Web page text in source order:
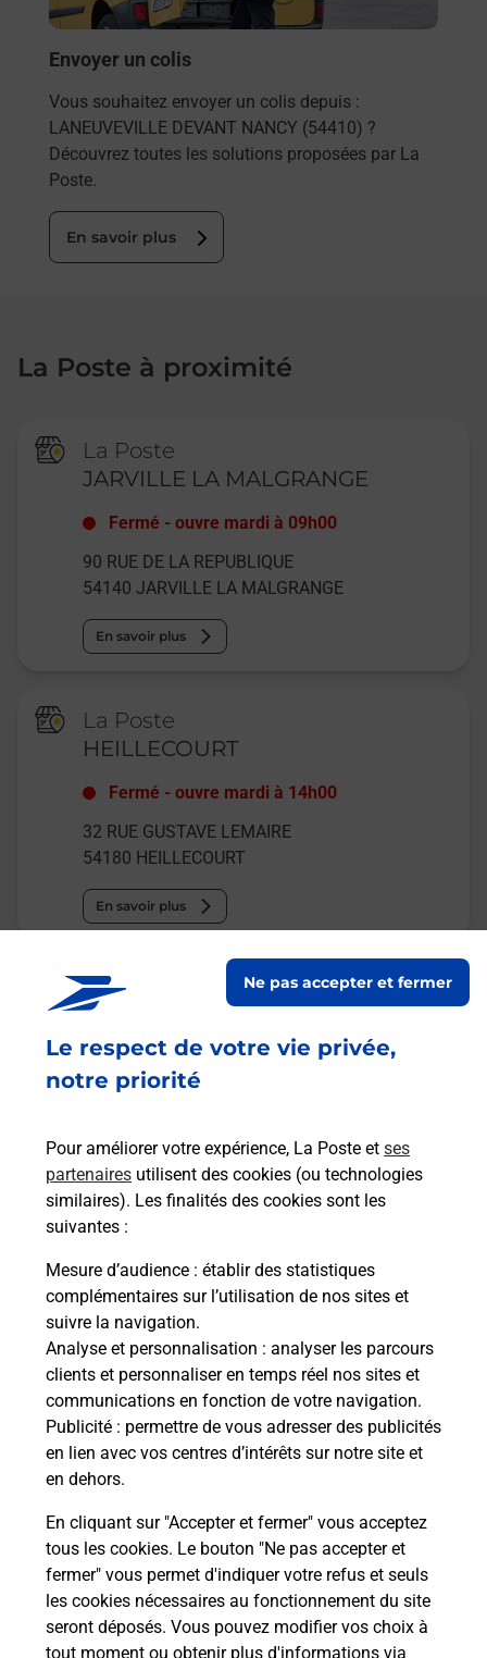
Le respect de votre vie privée,
notre priorité
Pour améliorer votre expérience, La Poste et ses
partenaires utilisent des cookies (ou technologies
similaires). Les finalités des cookies sont les
suivantes :
Mesure d’audience : établir des statistiques
complémentaires sur l’utilisation de nos sites et
suivre la navigation.
Analyse et personnalisation : analyser les parcours
clients et personnaliser en temps réel nos sites et
communications en fonction de votre navigation.
Publicité : permettre de vous adresser des publicités
en lien avec vos centres d’intérêts sur notre site et
en dehors.
En cliquant sur "Accepter et fermer" vous acceptez
tous les cookies. Le bouton "Ne pas accepter et
fermer" vous permet d'indiquer votre refus et seuls
les cookies nécessaires au fonctionnement du site
seront déposés. Vous pouvez modifier vos choix à
tout moment ou obtenir plus d'informations via
Ne pas accepter et fermer
Envoyer un colis
Vous souhaitez envoyer un colis depuis :
LANEUVEVILLE DEVANT NANCY (54410) ?
Découvrez toutes les solutions proposées par La
Poste.
En savoir plus
La Poste à proximité
La Poste
JARVILLE LA MALGRANGE
Fermé -ouvre mardi à 09h00
90 RUE DE LA REPUBLIQUE
54140 JARVILLE LA MALGRANGE
En savoir plus
La Poste
HEILLECOURT
Fermé -ouvre mardi à 14h00
32 RUE GUSTAVE LEMAIRE
54180 HEILLECOURT
En savoir plus
Malin !
La Poste
en ligne
Questions fréquemment posées
Quel réseau utilise La Poste Mobile ?
Est-ce que je peux garder mon
numéro de mobile gratuitement ?
Est-ce que je peux bénéficier de la 5G
avec La Poste Mobile ?